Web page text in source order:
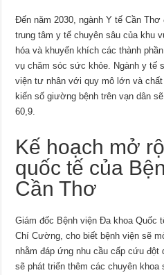
Đến năm 2030, ngành Y tế Cần
trung tâm y tế chuyên sâu của khu
hóa và khuyến khích các thành
vụ chăm sóc sức khỏe. Ngành y tế
viện tư nhân với quy mô lớn và
kiến số giường bệnh trên vạn dân
60,9.
Kế hoạch mở
quốc tế của
Cần Thơ
Giám đốc Bệnh viện Đa khoa Quốc
Chí Cường, cho biết bệnh viện sẽ
nhằm đáp ứng nhu cầu cấp cứu
sẽ phát triển thêm các chuyên khoa